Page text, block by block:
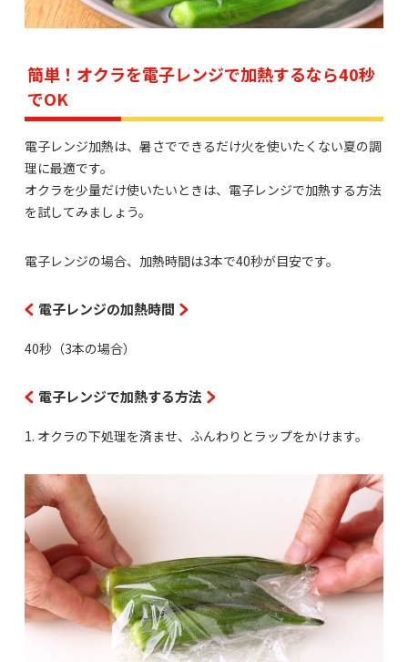
簡単！オクラを電子レンジで加熱するなら40秒
でOK
電子レンジ加熱は、暑さでできるだけ火を使いたくない夏の調
理に最適です。
オクラを少量だけ使いたいときは、電子レンジで加熱する方法
を試してみましょう。
電子レンジの場合、加熱時間は3本で40秒が目安です。
電子レンジの加熱時間
40秒（3本の場合）
電子レンジで加熱する方法
1. オクラの下処理を済ませ、ふんわりとラップをかけます。